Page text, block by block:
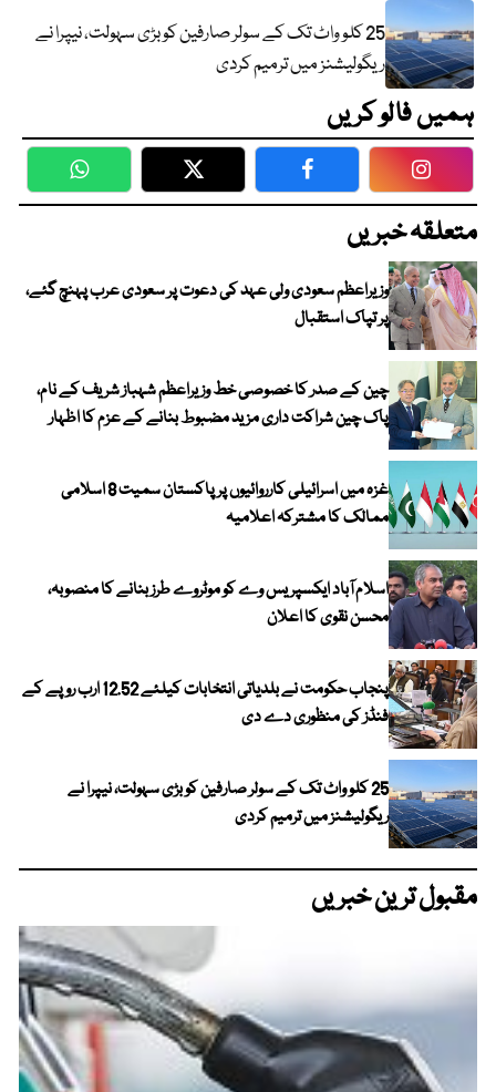
25 کلو واٹ تک کے سولر صارفین کو بڑی سہولت، نیپرا نے
ریگولیشنز میں ترمیم کردی
ہمیں فالو کریں
WhatsApp Twitter Facebook
متعلقہ خبریں
وزیراعظم سعودی ولی عہد کی دعوت پر سعودی عرب پہنچ گئے،
پر تپاک استقبال
چین کے صدر کا خصوصی خط وزیراعظم شہباز شریف کے نام،
پاک چین شراکت داری مزید مضبوط بنانے کے عزم کا اظہار
غزہ میں اسرائیلی کارروائیوں پر پاکستان سمیت 8 اسلامی
ممالک کا مشترکہ اعلامیہ
اسلام آباد ایکسپریس وے کو موٹروے طرز بنانے کا منصوبہ،
محسن نقوی کا اعلان
پنجاب حکومت نے بلدیاتی انتخابات کیلئے 12.52 ارب روپے کے
فنڈز کی منظوری دے دی
25 کلو واٹ تک کے سولر صارفین کو بڑی سہولت، نیپرا نے
ریگولیشنز میں ترمیم کردی
مقبول ترین خبریں